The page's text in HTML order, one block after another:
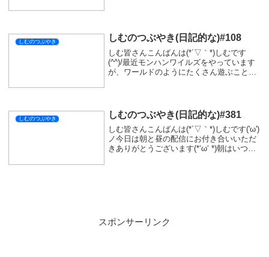
です😽明...
しむのつぶやき しむのつぶやき(日記的な)#108
しむ皆さんこんばんは(*´▽｀*)しむです
(^^)/最近モンハンワイルズをやっています
が、ワールドのようにたくさん遊ぶことが
て...
しむのつぶやき しむのつぶやき(日記的な)#381
しむ皆さんこんばんは(*´▽｀*)しむです('ω')
ノ今日は朝と昼の配信にお付き合いいただ
きありがとうございます(*‘ω‘ *)朝はいつも
スポンサーリンク